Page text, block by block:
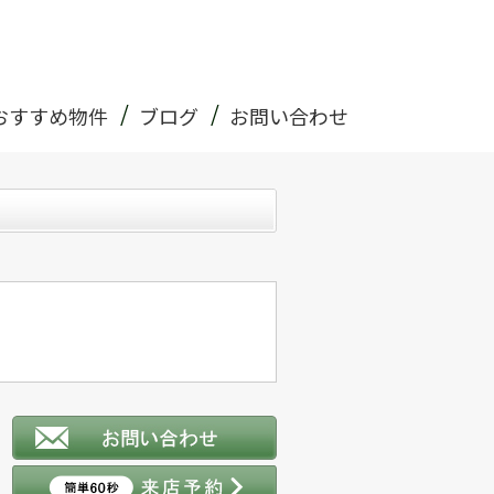
すすめ物件 ブログ お問い合わせ